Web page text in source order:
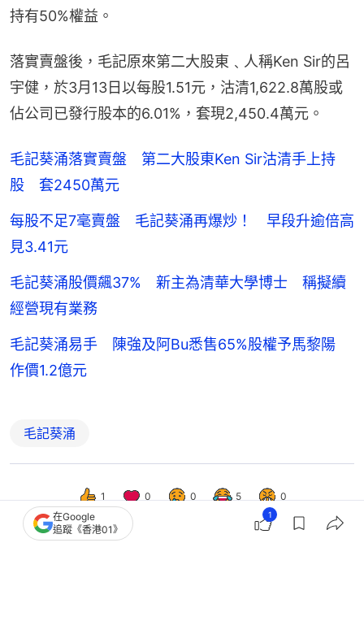
持有50%權益。
落實賣盤後，毛記原來第二大股東﹑人稱Ken Sir的呂
宇健，於3月13日以每股1.51元，沽清1,622.8萬股或
佔公司已發行股本的6.01%，套現2,450.4萬元。
毛記葵涌落實賣盤 第二大股東Ken Sir沽清手上持
股 套2450萬元
每股不足7毫賣盤 毛記葵涌再爆炒！ 早段升逾倍高
見3.41元
毛記葵涌股價飆37% 新主為清華大學博士 稱擬續
經營現有業務
毛記葵涌易手 陳強及阿Bu悉售65%股權予馬黎陽
作價1.2億元
毛記葵涌
1 0 0 5 0
在Google
追蹤《香港01》
1